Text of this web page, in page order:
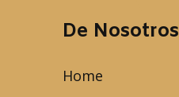
De Nosotros
Home